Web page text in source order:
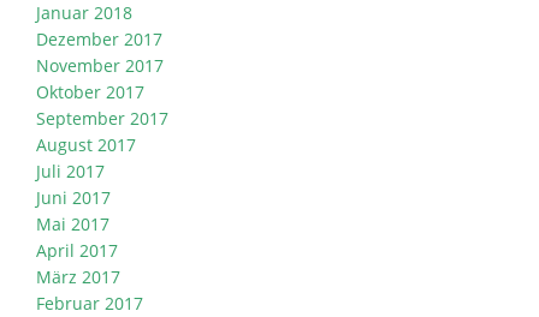
Januar 2018
Dezember 2017
November 2017
Oktober 2017
September 2017
August 2017
Juli 2017
Juni 2017
Mai 2017
April 2017
März 2017
Februar 2017